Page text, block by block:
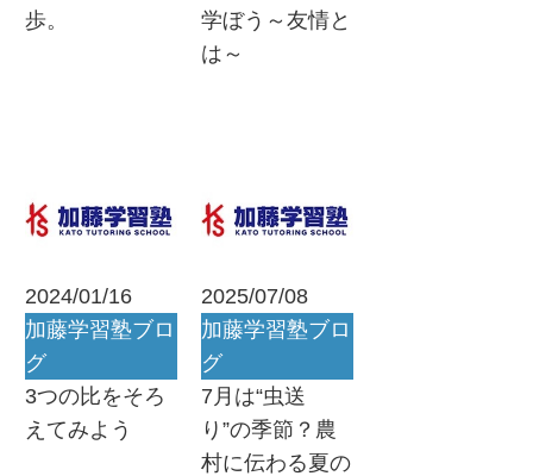
歩。
学ぼう～友情と
は～
2024/01/16
加藤学習塾ブロ
グ
3つの比をそろ
えてみよう
2025/07/08
加藤学習塾ブロ
グ
7月は“虫送
り”の季節？農
村に伝わる夏の